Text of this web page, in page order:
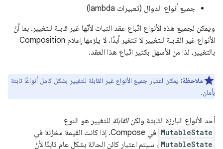
جميع أنواع الدوال (تعبيرات lambda)
ويمكن لجميع هذه الأنواع اتّباع عقد الثبات لأنّها غير قابلة للتغيير. بما أنّ
الأنواع غير القابلة للتغيير لا تتغير أبدًا، لا يلزمها إعلام Composition
بالتغيير، لذا من الأسهل بكثير اتّباع هذا العقد.
ملاحظة: يمكن اعتبار جميع الأنواع غير القابلة للتغيير بشكل كامل أنواعًا ثابتة
بأمان.
أحد الأنواع البارزة الثابتة ولكنالقابلة للتغيير هو النوع
MutableState في Compose. إذا كانت القيمة مخزّنة في
MutableState ، سيتم اعتبار كائن الحالة بشكل عام ثابتًا لأنّ